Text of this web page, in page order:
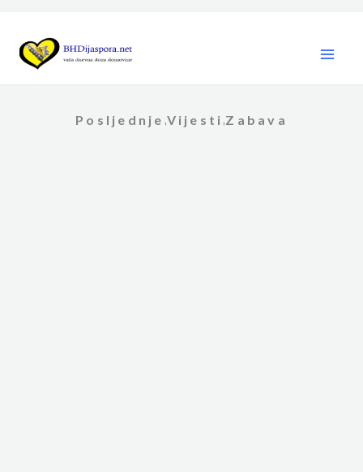
content
Posljednje ,Vijesti ,Zabava